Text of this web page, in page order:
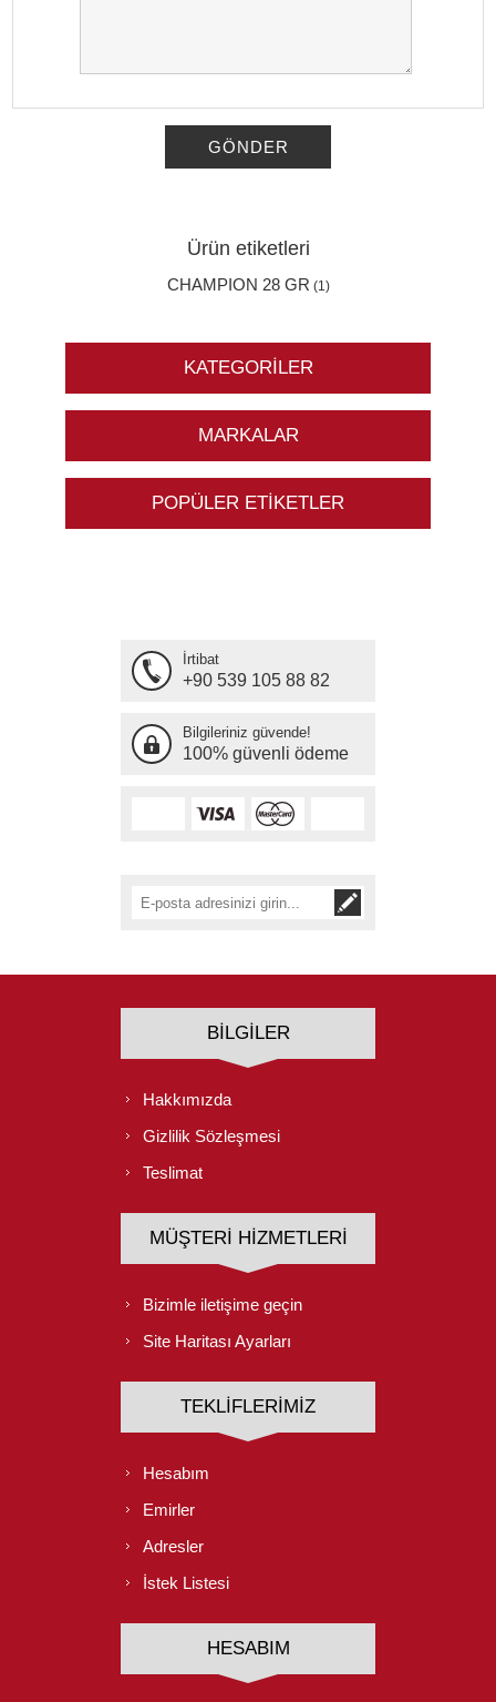
GÖNDER
Ürün etiketleri
CHAMPION 28 GR (1)
KATEGORILER
MARKALAR
POPÜLER ETIKETLER
İrtibat
+90 539 105 88 82
Bilgileriniz güvende!
100% güvenli ödeme
BILGILER
Hakkımızda
Gizlilik Sözleşmesi
Teslimat
MÜŞTERI HIZMETLERI
Bizimle iletişime geçin
Site Haritası Ayarları
TEKLIFLERIMIZ
Hesabım
Emirler
Adresler
İstek Listesi
HESABIM